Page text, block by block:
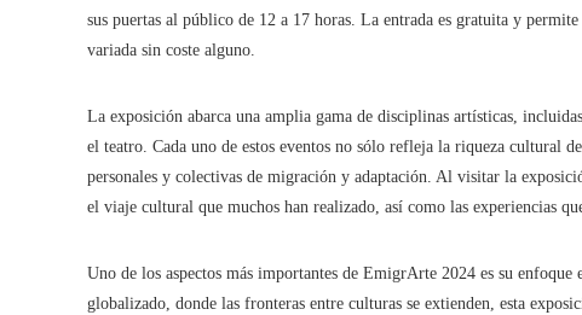
sus puertas al público de 12 a 17 horas. La entrada es gratuita y
variada sin coste alguno.
La exposición abarca una amplia gama de disciplinas artísticas,
el teatro. Cada uno de estos eventos no sólo refleja la riqueza cultural
personales y colectivas de migración y adaptación. Al visitar la
el viaje cultural que muchos han realizado, así como las experiencias
Uno de los aspectos más importantes de EmigrArte 2024 es su
globalizado, donde las fronteras entre culturas se extienden, esta